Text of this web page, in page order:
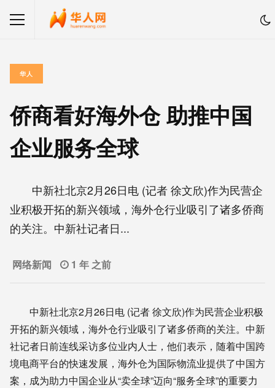
华人
侨商看好海外仓 助推中国
企业服务全球
中新社北京2月26日电 (记者 徐文欣)作为民营企
业积极开拓的新兴领域，海外仓行业吸引了诸多侨商
的关注。中新社记者日...
网络新闻 1 年 之前
中新社北京2月26日电 (记者 徐文欣)作为民营企业积极
开拓的新兴领域，海外仓行业吸引了诸多侨商的关注。中新
社记者日前连线采访多位业内人士，他们表示，随着中国跨
境电商平台的快速发展，海外仓为国际物流业提供了中国方
案，成为助力中国企业从“卖全球”迈向“服务全球”的重要力